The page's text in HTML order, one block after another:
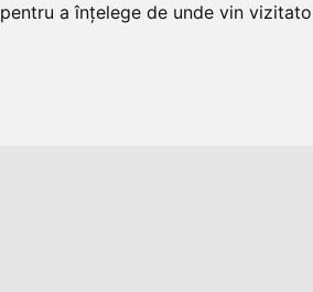
a înțelege de unde vin